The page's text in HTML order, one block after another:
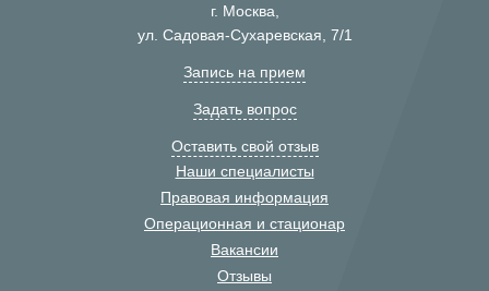
г. Москва,
ул. Садовая-Сухаревская, 7/1
Запись на прием
Задать вопрос
Оставить свой отзыв
Наши специалисты
Правовая информация
Операционная и стационар
Вакансии
Отзывы